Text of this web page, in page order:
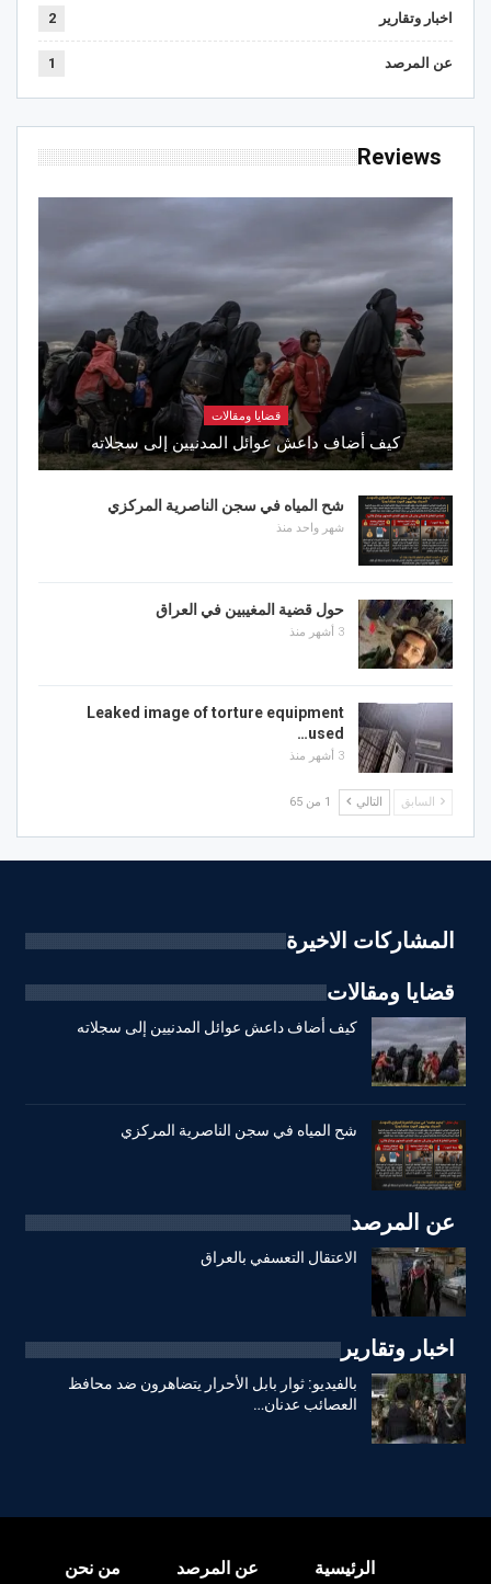
اخبار وتقارير 2
عن المرصد 1
Reviews
قضايا ومقالات
كيف أضاف داعش عوائل المدنيين إلى سجلاته
شح المياه في سجن الناصرية المركزي
شهر واحد منذ
حول قضية المغيبين في العراق
3 أشهر منذ
Leaked image of torture equipment
used…
3 أشهر منذ
السابق التالي 1 من 65
المشاركات الاخيرة
قضايا ومقالات
كيف أضاف داعش عوائل المدنيين إلى سجلاته
شح المياه في سجن الناصرية المركزي
عن المرصد
الاعتقال التعسفي بالعراق
اخبار وتقارير
بالفيديو: ثوار بابل الأحرار يتضاهرون ضد محافظ
العصائب عدنان…
الرئيسية عن المرصد من نحن